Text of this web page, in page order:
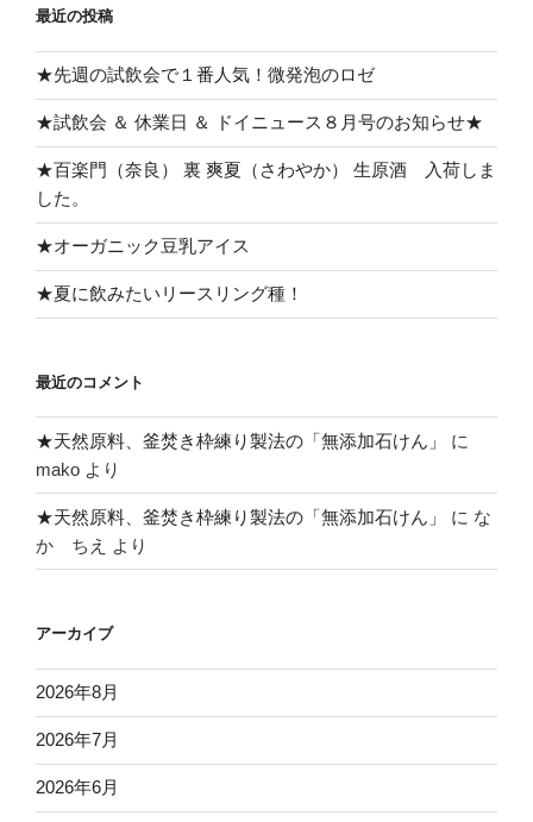
最近の投稿
★先週の試飲会で１番人気！微発泡のロゼ
★試飲会 ＆ 休業日 ＆ ドイニュース８月号のお知らせ★
★百楽門（奈良） 裏 爽夏（さわやか） 生原酒 入荷しま
した。
★オーガニック豆乳アイス
★夏に飲みたいリースリング種！
最近のコメント
★天然原料、釜焚き枠練り製法の「無添加石けん」
に
mako より
★天然原料、釜焚き枠練り製法の「無添加石けん」 に な
か ちえ
より
アーカイブ
2026年8月
2026年7月
2026年6月